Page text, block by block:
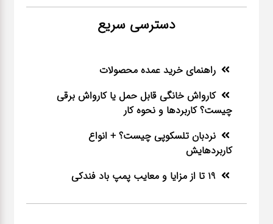
دسترسی سریع
راهنمای خرید عمده محصولات
کارواش خانگی قابل حمل یا کارواش برقی
چیست؟ کاربردها و نحوه کار
نردبان تلسکوپی چیست؟ + انواع
کاربردهایش
19 تا از مزایا و معایب پمپ باد فندکی